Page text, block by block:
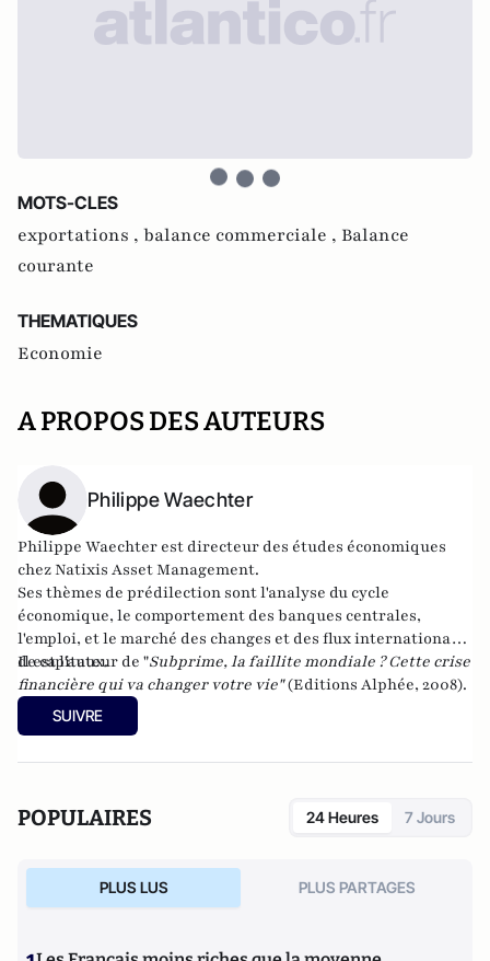
MOTS-CLES
exportations , balance commerciale , Balance
courante
THEMATIQUES
Economie
A PROPOS DES AUTEURS
Philippe Waechter
Philippe Waechter est directeur des études économiques
chezNatixis Asset Management.
Ses thèmes de prédilection sont l'analyse du cycle
économique, le comportement des banques centrales,
l'emploi, et le marché des changes et des flux internationaux
de capitaux.
Il est l'auteur de "Subprime, la faillite mondiale ? Cette crise
financière qui va changer votre vie"(Editions Alphée, 2008).
SUIVRE
POPULAIRES 24 Heures 7 Jours
PLUS LUS PLUS PARTAGES